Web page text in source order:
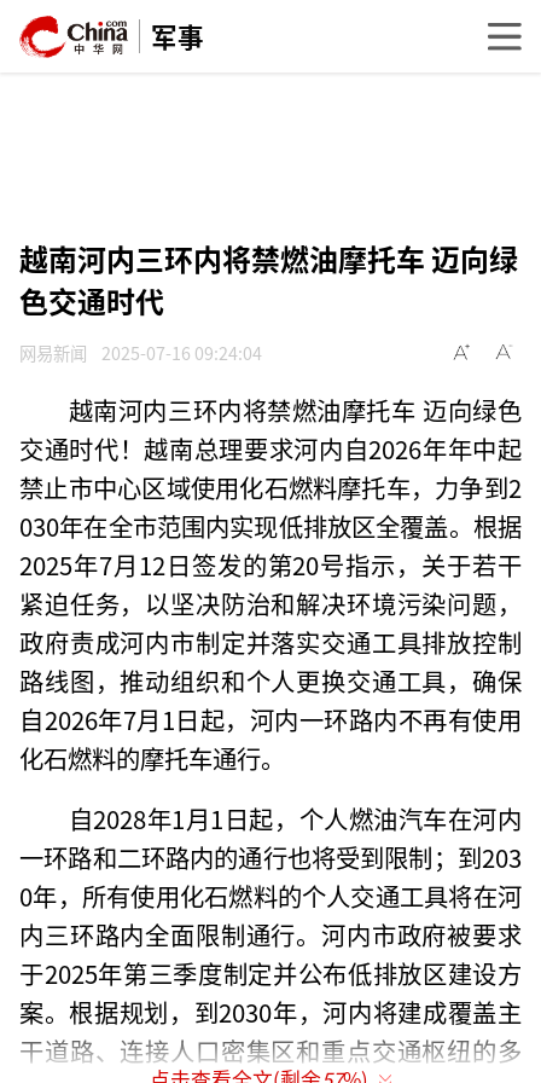
军事
越南河内三环内将禁燃油摩托车 迈向绿
色交通时代
网易新闻 2025-07-16 09:24:04
越南河内三环内将禁燃油摩托车 迈向绿色
交通时代！越南总理要求河内自2026年年中起
禁止市中心区域使用化石燃料摩托车，力争到2
030年在全市范围内实现低排放区全覆盖。根据
2025年7月12日签发的第20号指示，关于若干
紧迫任务，以坚决防治和解决环境污染问题，
政府责成河内市制定并落实交通工具排放控制
路线图，推动组织和个人更换交通工具，确保
自2026年7月1日起，河内一环路内不再有使用
化石燃料的摩托车通行。
自2028年1月1日起，个人燃油汽车在河内
一环路和二环路内的通行也将受到限制；到203
0年，所有使用化石燃料的个人交通工具将在河
内三环路内全面限制通行。河内市政府被要求
于2025年第三季度制定并公布低排放区建设方
案。根据规划，到2030年，河内将建成覆盖主
干道路、连接人口密集区和重点交通枢纽的多